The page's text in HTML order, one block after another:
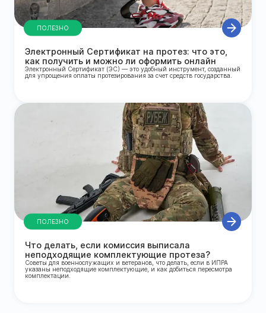
ПОЛЕЗНО
Электронный Сертификат на протез: что это,
как получить и можно ли оформить онлайн
Электронный Сертификат (ЭС) — это удобный инструмент, созданный
для упрощения оплаты протезирования за счет средств государства.
ПОЛЕЗНО
Что делать, если комиссия выписала
неподходящие комплектующие протеза?
Советы для военнослужащих и ветеранов, что делать, если в ИПРА
указаны неподходящие комплектующие, и как добиться пересмотра
комплектации.